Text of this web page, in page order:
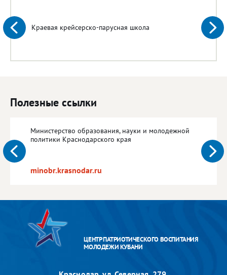
Краевая крейсерско-парусная школа
Полезные ссылки
Министерство образования, науки и молодежной
политики Краснодарского края
minobr.krasnodar.ru
ЦЕНТР ПАТРИОТИЧЕСКОГО ВОСПИТАНИЯ
МОЛОДЕЖИ КУБАНИ